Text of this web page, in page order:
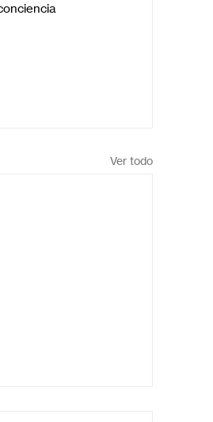
Ver todo